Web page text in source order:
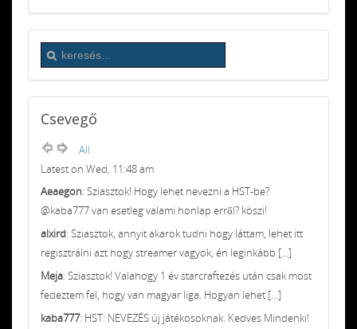
Csevegő
All
Latest on Wed, 11:48 am
Aeaegon: Sziasztok! Hogy lehet nevezni a HST-be?
@kaba777 van esetleg valami honlap erről? köszi!
alxird: Sziasztok, annyit akarok tudni hogy láttam, lehet itt
regisztrálni azt hogy streamer vagyok, én leginkább [...]
Meja: Sziasztok! Valahogy 1 év starcraftezés után csak most
fedeztem fel, hogy van magyar liga. Hogyan lehet [...]
kaba777: HST: NEVEZÉS új játékosoknak. Kedves Mindenki!